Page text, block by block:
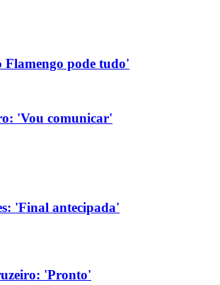
Flamengo pode tudo'
'Vou comunicar'
'Final antecipada'
'Pronto'